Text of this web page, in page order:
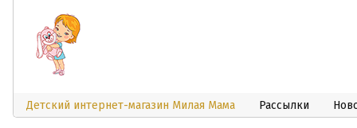
Детский интернет-магазин Милая Мама Рассылки